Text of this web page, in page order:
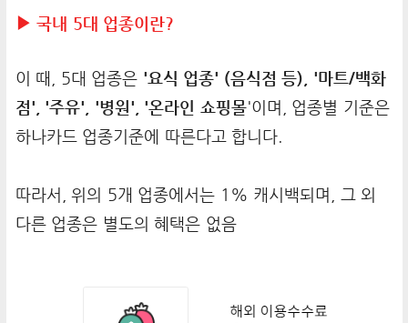
▶ 국내 5대 업종이란?
이 때, 5대 업종은 '요식 업종' (음식점 등), '마트/백화
점', '주유', '병원', '온라인 쇼핑몰'이며, 업종별 기준은
하나카드 업종기준에 따른다고 합니다.
따라서, 위의 5개 업종에서는 1% 캐시백되며, 그 외
다른 업종은 별도의 혜택은 없음